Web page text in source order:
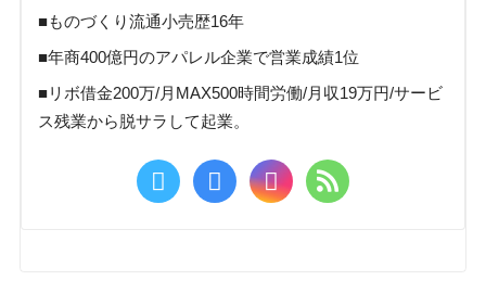
■ものづくり流通小売歴16年
■年商400億円のアパレル企業で営業成績1位
■リボ借金200万/月MAX500時間労働/月収19万円/サービ
ス残業から脱サラして起業。